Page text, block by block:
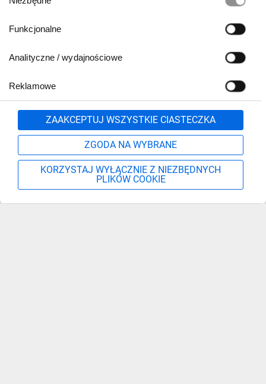
zgody
Funkcjonalne
Analityczne / wydajnościowe
Reklamowe
ZAAKCEPTUJ WSZYSTKIE CIASTECZKA
ZGODA NA WYBRANE
KORZYSTAJ WYŁĄCZNIE Z NIEZBĘDNYCH
PLIKÓW COOKIE